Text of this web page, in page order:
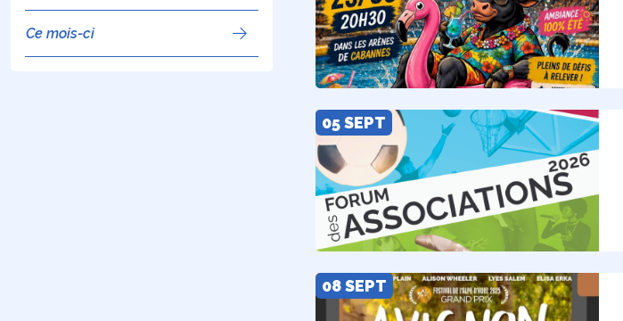
Ce mois-ci
05 SEPT
08 SEPT